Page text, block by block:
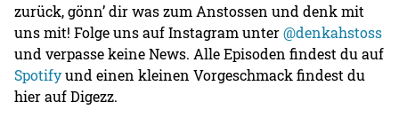
zurück, gönn’ dir was zum Anstossen und denk mit
uns mit! Folge uns auf Instagram unter@denkahstoss
und verpasse keine News. Alle Episoden findest du auf
Spotifyund einen kleinen Vorgeschmack findest du
hier auf Digezz.